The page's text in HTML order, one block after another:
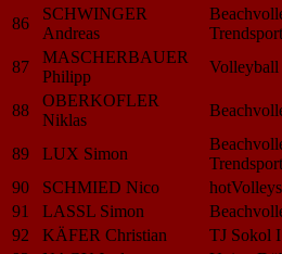
86
SCHWINGER
Andreas
87
MASCHERBAUER
Philipp
88
OBERKOFLER
Niklas
89 LUX Simon
90
SCHMIED Nico
91
LASSL Simon
92
KÄFER Christian TJ Sokol